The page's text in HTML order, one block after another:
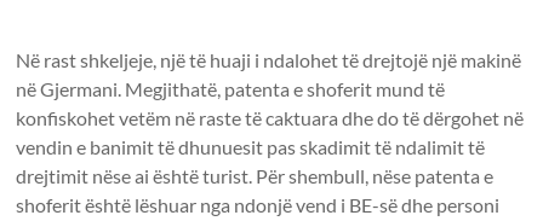
Në rast shkeljeje, një të huaji i ndalohet të drejtojë një makinë
në Gjermani. Megjithatë, patenta e shoferit mund të
konfiskohet vetëm në raste të caktuara dhe do të dërgohet në
vendin e banimit të dhunuesit pas skadimit të ndalimit të
drejtimit nëse ai është turist. Për shembull, nëse patenta e
shoferit është lëshuar nga ndonjë vend i BE-së dhe personi